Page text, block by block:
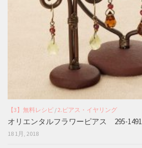
【3】無料レシピ /2.ピアス・イヤリング
オリエンタルフラワーピアス 295-1491
18 1月, 2018